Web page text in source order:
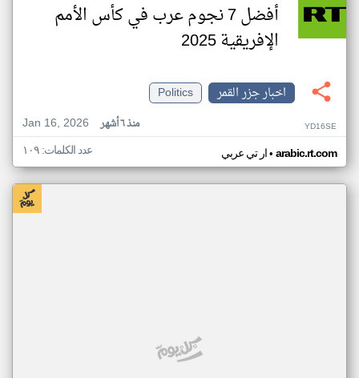
أفضل 7 نجوم عرب في كأس الأمم
الإفريقية 2025
اخبار جزر القمر
Politics
Jan 16, 2026
منذ ٦ أشهر YD16SE
ار تي عربي• arabic.rt.com عدد الكلمات: ١٠٩